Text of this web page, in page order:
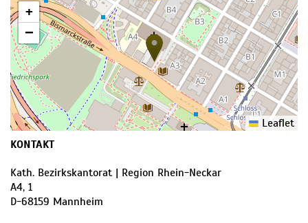
+
−
Leaflet
KONTAKT
Kath. Bezirkskantorat | Region Rhein-Neckar
A4, 1
D-68159 Mannheim